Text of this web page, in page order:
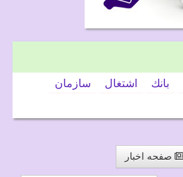
بانك اشتغال
سازمان
صفحه اخبار